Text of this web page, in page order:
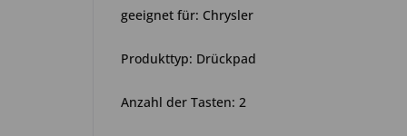
geeignet für: Chrysler
Produkttyp: Drückpad
Anzahl der Tasten: 2